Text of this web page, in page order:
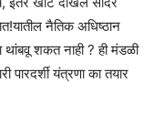
नैतिक अधिष्ठान
शकत नाही ? ही मंडळी
यंत्रणा का तयार